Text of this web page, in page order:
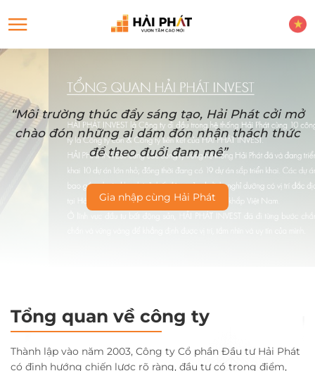
“Môi trường thúc đẩy sáng tạo, Hải Phát cởi mở
chào đón những ai dám đón nhận thách thức
để theo đuổi đam mê”
Gia nhập cùng Hải Phát
Tổng quan về công ty
Thành lập vào năm 2003, Công ty Cổ phần Đầu tư Hải Phát
có định hướng chiến lược rõ ràng, đầu tư có trọng điểm,